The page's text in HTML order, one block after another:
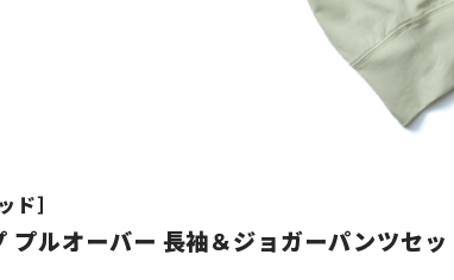
ド］
プルオーバー 長袖＆ジョガーパンツセッ